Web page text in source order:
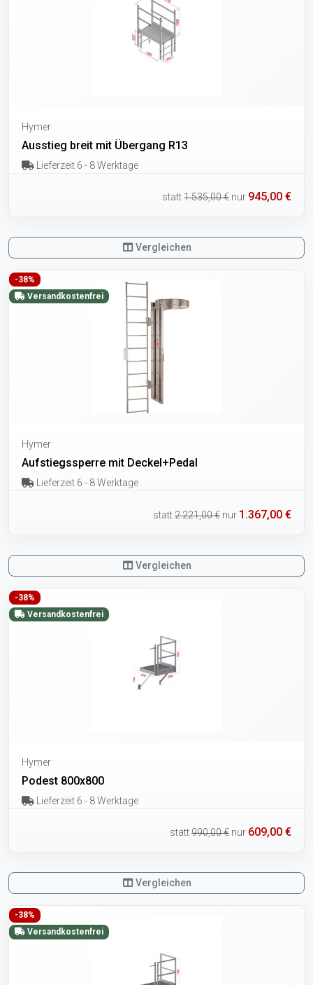
Hymer
Ausstieg breit mit Übergang R13
Lieferzeit 6 - 8 Werktage
statt1.535,00 € nur 945,00 €
Vergleichen
-38%
Versandkostenfrei
Hymer
Aufstiegssperre mit Deckel+Pedal
Lieferzeit 6 - 8 Werktage
statt2.221,00 € nur 1.367,00 €
Vergleichen
-38%
Versandkostenfrei
Hymer
Podest 800x800
Lieferzeit 6 - 8 Werktage
statt990,00 € nur 609,00 €
Vergleichen
-38%
Versandkostenfrei